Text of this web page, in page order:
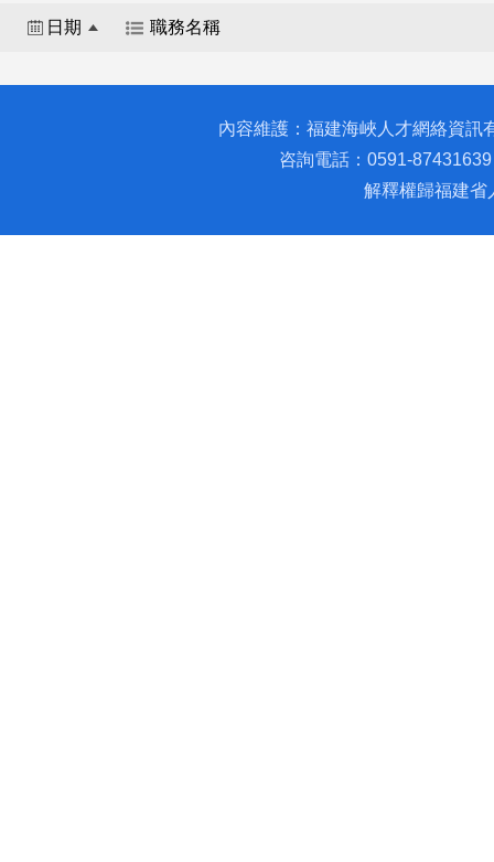
日期 職務名稱
內容維護：福建海峽人才網絡資
咨詢電話：0591-
解釋權歸福建省